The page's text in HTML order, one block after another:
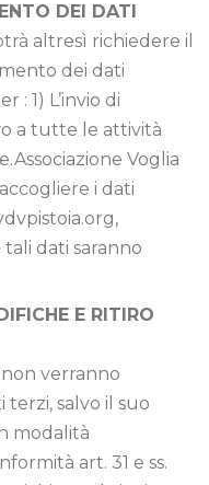
DEI DATI
altresì richiedere il
dei dati
: 1) L’invio di
a tutte le attività
Voglia
i dati
tali dati saranno
E RITIRO
verranno
salvo il suo
modalità
art. 31 e ss.